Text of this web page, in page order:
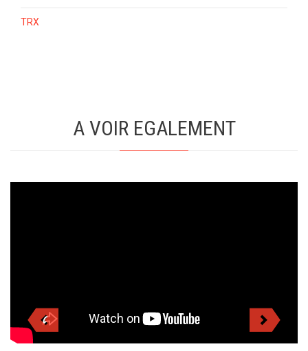
TRX
A VOIR EGALEMENT